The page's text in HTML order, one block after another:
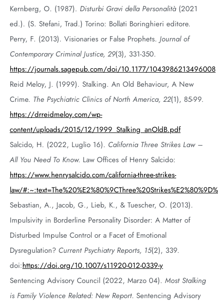
Kernberg, O. (1987). Disturbi Gravi della Personalità (2021
ed.). (S. Stefani, Trad.) Torino: Bollati Boringhieri editore.
Perry, F. (2013). Visionaries or False Prophets.Journal of
Contemporary Criminal Justice, 29(3), 331-350.
https://journals.sagepub.com/doi/10.1177/1043986213496008
Reid Meloy, J. (1999). Stalking. An Old Behaviour, A New
Crime. The Psychiatric Clinics of North America, 22(1), 85-99.
https://drreidmeloy.com/wp-
content/uploads/2015/12/1999_Stalking_anOldB.pdf
Salcido, H. (2022, Luglio 16). California Three Strikes Law –
All You Need To Know. Law Offices of Henry Salcido:
https://www.henrysalcido.com/california-three-strikes-
law/
Sebastian, A., Jacob, G., Lieb, K., & Tuescher, O. (2013).
Impulsivity in Borderline Personality Disorder: A Matter of
Disturbed Impulse Control or a Facet of Emotional
Dysregulation? Current Psychiatry Reports, 15(2), 339.
doi:https://doi.org/10.1007/s11920-012-0339-y
Sentencing Advisory Council (2022, Marzo 04). Most Stalking
is Family Violence Related: New Report. Sentencing Advisory